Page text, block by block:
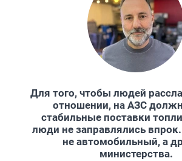
Для того, чтобы людей
отношении, на АЗС
стабильные поставки
люди не заправлялись
не автомобильный, а
министерства.